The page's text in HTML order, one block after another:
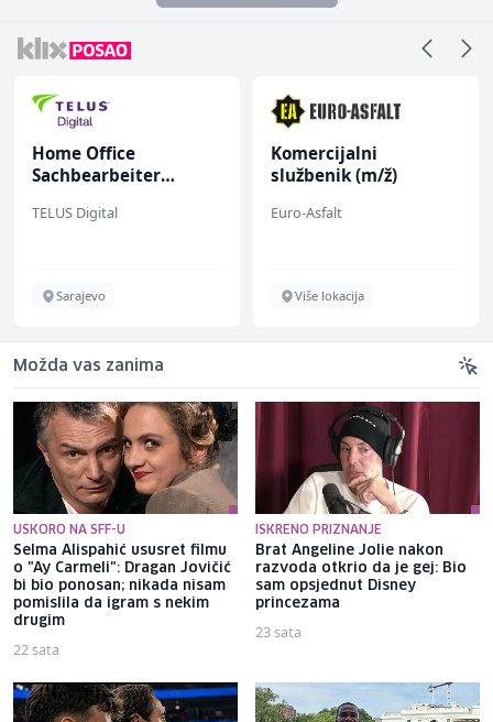
Home Office
Sachbearbeiter
bekannten deutschen
TELUS Digital
Sarajevo
Komercijalni
službenik (m/ž)
Euro-Asfalt
Više lokacija
Možda vas zanima
USKORO NA SFF-U
Selma Alispahić ususret filmu
o "Ay Carmeli": Dragan Jovičić
bi bio ponosan; nikada nisam
pomislila da igram s nekim
drugim
22 sata
ISKRENO PRIZNANJE
Brat Angeline Jolie nakon
razvoda otkrio da je gej: Bio
sam opsjednut Disney
princezama
23 sata